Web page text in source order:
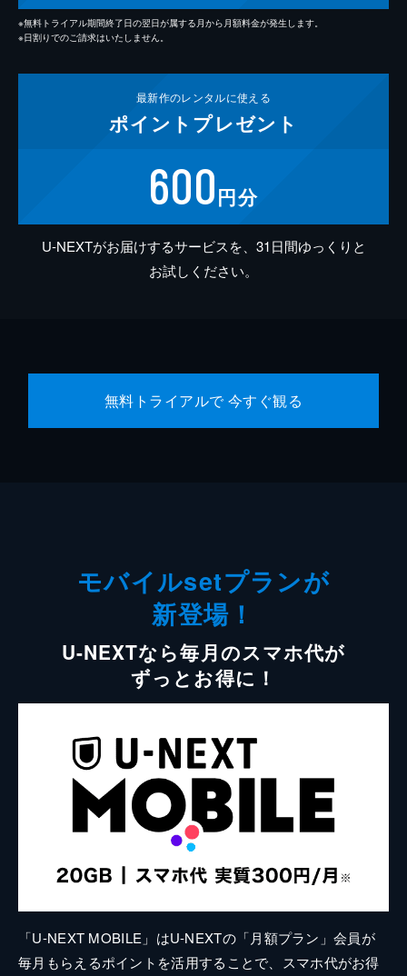
※無料トライアル期間終了日の翌日が属する月から月額料金が発生します。
※日割りでのご請求はいたしません。
最新作のレンタルに使える
ポイント プレゼント
600円分
U-NEXTがお届けするサービスを、31日間ゆっくりと
お試しください。
無料トライアルで 今すぐ観る
モバイルsetプランが
新登場！
U-NEXTなら毎月のスマホ代が
ずっとお得に！
「U-NEXT MOBILE」はU-NEXTの「月額プラン」会員が
毎月もらえるポイントを活用することで、スマホ代がお得